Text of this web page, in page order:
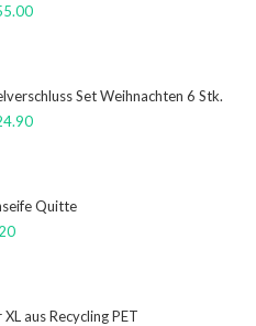
Set Weihnachten 6 Stk.
Quitte
aus Recycling PET